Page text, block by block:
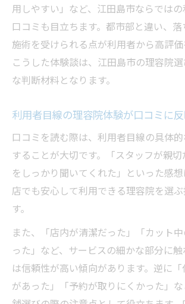
用しやすい」など、江田島市ならでは
口コミも目立ちます。都市部と違い、
施術を受けられる点が利用者から高評価
こうした体験談は、江田島市の理容院
な判断材料となります。
利用者目線の理容院体験が口コミに
口コミを読む際は、利用者目線の具体
することが大切です。「スタッフが親
をしっかり聞いてくれた」といった感
店でも安心して利用できる理容院を選
す。
また、「店内が清潔だった」「カット
った」など、サービスの細かな部分に
は信頼性が高い傾向があります。逆に
があった」「予約が取りにくかった」